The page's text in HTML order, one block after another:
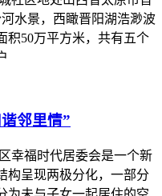
水景，西瞰晋阳湖浩渺波
积50万平方米，共有五个
邻里情”
时代居委会是一个新
构呈现两极分化，一部分